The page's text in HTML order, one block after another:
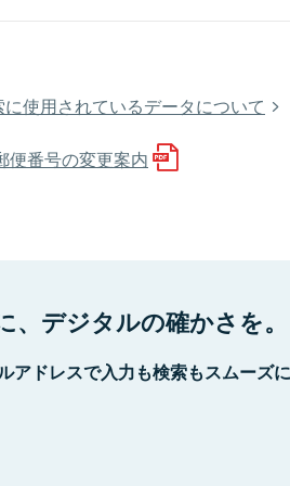
使用されているデータについて
便番号の変更案内
、デジタルの確かさを。
アドレスで入力も検索もスムーズ